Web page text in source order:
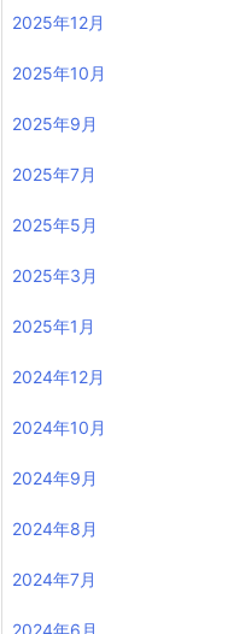
2025年12月
2025年10月
2025年9月
2025年7月
2025年5月
2025年3月
2025年1月
2024年12月
2024年10月
2024年9月
2024年8月
2024年7月
2024年6月